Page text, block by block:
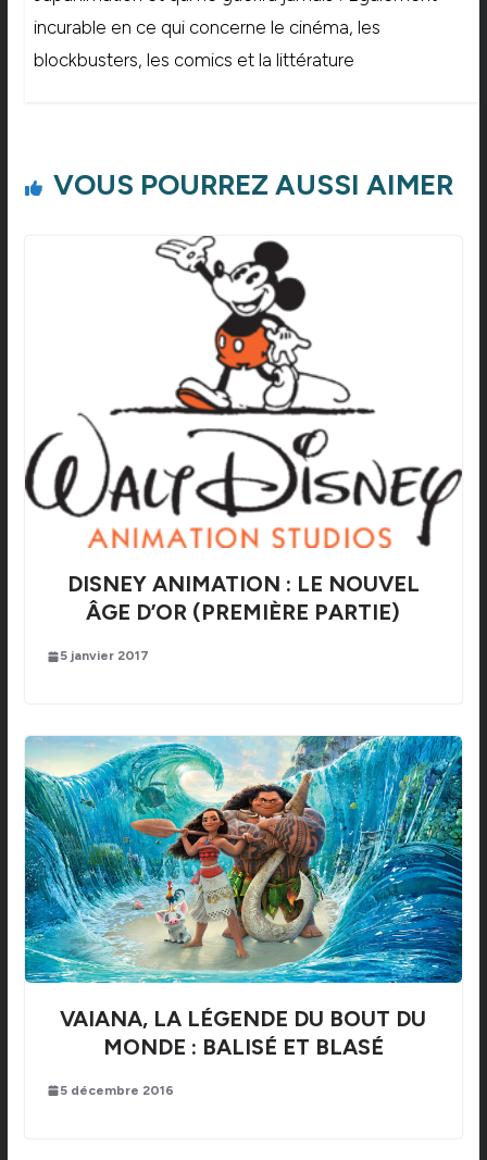
incurable en ce qui concerne le cinéma, les
blockbusters, les comics et la littérature
VOUS POURREZ AUSSI AIMER
DISNEY ANIMATION : LE NOUVEL
ÂGE D’OR (PREMIÈRE PARTIE)
5 janvier 2017
VAIANA, LA LÉGENDE DU BOUT DU
MONDE : BALISÉ ET BLASÉ
5 décembre 2016